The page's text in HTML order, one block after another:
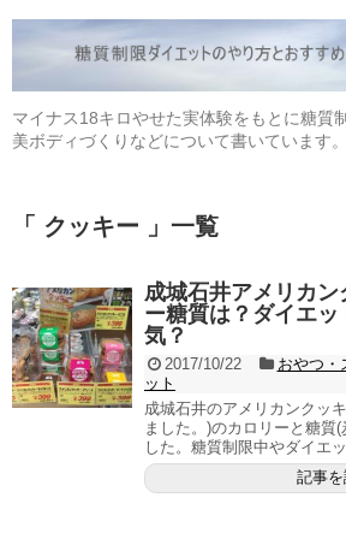
マイナス18キロやせた実体験をもとに糖質
美ボディづくりなどについて書いています。
「 クッキー 」一覧
成城石井アメリカン
ー糖質は？ダイエ
気？
2017/10/22 おやつ・
ット
成城石井のアメリカンクッ
ました。)のカロリーと糖質
した。糖質制限中やダイエ
記事